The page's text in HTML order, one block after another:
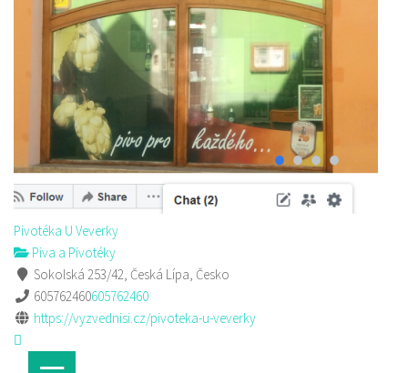
Pivotéka U Veverky
Piva a Pivotéky
Sokolská 253/42, Česká Lípa, Česko
605762460605762460
https://vyzvednisi.cz/pivoteka-u-veverky